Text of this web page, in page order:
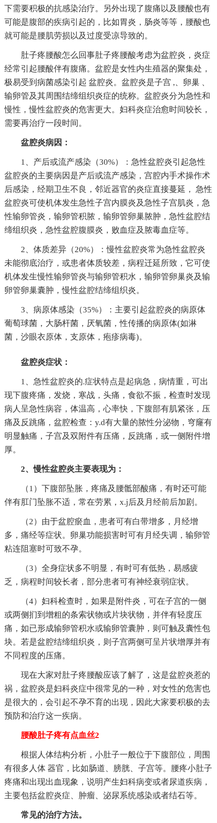
下需要积极的抗感染治疗。另外出现了腹痛以及腰酸也有
可能是腹部的疾病引起的，比如胃炎，肠炎等等，腰酸也
就可能是腰肌劳损以及过度受凉导致的。
肚子疼腰酸怎么回事肚子疼腰酸考虑为盆腔炎，炎症
经常引起腰酸伴有腹痛。盆腔是女性内生殖器的聚集处，
极易受到病菌感染引起 盆腔炎。盆腔炎是子宫 ,、卵巢 、
输卵管及其周围结缔组织炎症的统称。盆腔炎分为急性和
慢性，慢性盆腔炎的危害更大。妇科炎症治愈时间较长，
需要再治疗一段时间。
盆腔炎病因：
1、产后或流产感染（30%）：急性盆腔炎引起急性
盆腔炎的主要病因是产后或流产感染，宫腔内手术操作术
后感染，经期卫生不良，邻近器官的炎症直接蔓延， 急性
盆腔炎可使机体发生急性子宫内膜炎及急性子宫肌炎，急
性输卵管炎，输卵管积脓，输卵管卵巢脓肿，急性盆腔结
缔组织炎，急性盆腔腹膜炎，败血症及脓毒血症等。
2、体质差异（20%）：慢性盆腔炎常为急性盆腔炎
未能彻底治疗，或患者体质较差，病程迁延所致，它可使
机体发生慢性输卵管炎与输卵管积水，输卵管卵巢炎及输
卵管卵巢囊肿，慢性盆腔结缔组织炎。
3、病原体感染（35%）：主要引起盆腔炎的病原体
葡萄球菌，大肠杆菌，厌氧菌，性传播的病原体(如淋
菌，沙眼衣原体，支原体，疱疹病毒)。
盆腔炎症状：
1、急性盆腔炎的.症状特点是起病急，病情重，可出
现下腹疼痛，发烧，寒战，头痛，食欲不振，检查时发现
病人呈急性病容，体温高，心率快，下腹部有肌紧张，压
痛及反跳痛，盆腔检查：y.d有大量的脓性分泌物，穹窿有
明显触痛，子宫及双附件有压痛，反跳痛，或一侧附件增
厚。
2、慢性盆腔炎主要表现为：
（1）下腹部坠胀，疼痛及腰骶部酸痛，有时还可能
伴有肛门坠胀不适，常在劳累，x.j后及月经前后加剧。
（2）由于盆腔瘀血，患者可有白带增多，月经增
多，痛经等症状。卵巢功能损害时可有月经失调，输卵管
粘连阻塞时可致不孕。
（3）全身症状多不明显，有时可有低热，易感疲
乏，病程时间较长者，部分患者可有神经衰弱症状。
（4）妇科检查时，如果是附件炎，可在子宫的一侧
或两侧扪到增粗的条索状物或片块状物，并伴有轻度压
痛，如已形成输卵管积水或输卵管囊肿，则可触及囊性包
块。若是盆腔结缔组织炎，则子宫两侧可呈片状增厚并有
不同程度的压痛。
现在大家对肚子疼腰酸应该了解了，这是盆腔炎惹的
祸，盆腔炎是妇科炎症中很常见的一种，对女性的危害也
是很大的，会引起不孕不育的出现，因此大家要积极的去
预防和治疗这一疾病。
腰酸肚子疼有点血丝2
根据人体结构分析，小肚子一般位于下腹部位，周围
有很多人体 器官，比如肠道、膀胱、子宫等。腰疼小肚子
疼痛和出现出血现象，说明产生妇科病变或者尿道疾病，
主要包括盆腔炎症、肿瘤、泌尿系统感染或者结石等。
常见的治疗方法。